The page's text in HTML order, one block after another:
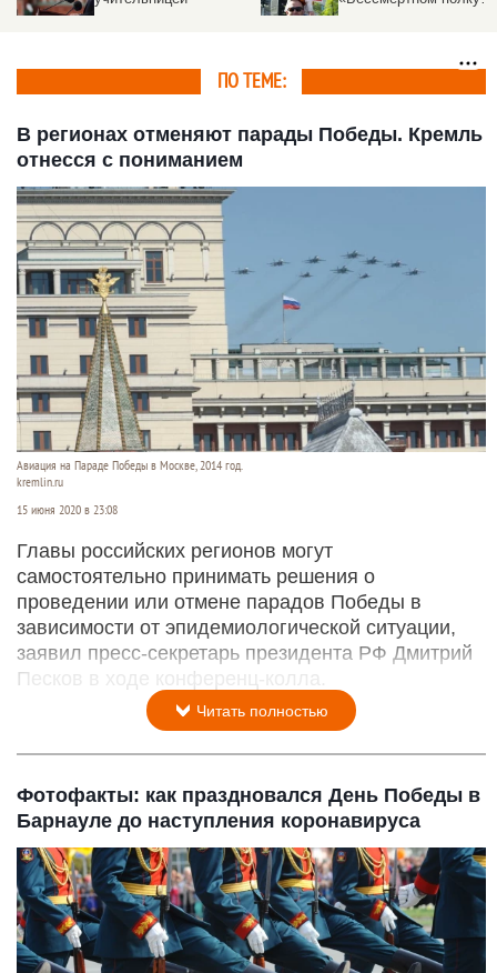
ПО ТЕМЕ:
В регионах отменяют парады Победы. Кремль
отнесся с пониманием
Авиация на Параде Победы в Москве, 2014 год.
kremlin.ru
15 июня 2020 в 23:08
Главы российских регионов могут
самостоятельно принимать решения о
проведении или отмене парадов Победы в
зависимости от эпидемиологической ситуации,
заявил пресс-секретарь президента РФ Дмитрий
Песков в ходе конференц-колла.
Читать полностью
Фотофакты: как праздновался День Победы в
Барнауле до наступления коронавируса